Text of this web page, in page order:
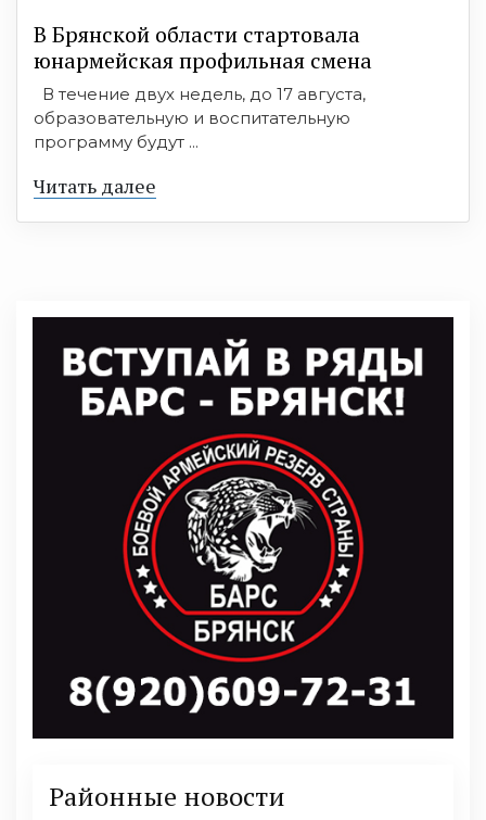
В Брянской области стартовала
юнармейская профильная смена
В течение двух недель, до 17 августа,
образовательную и воспитательную
программу будут ...
Читать далее
Районные новости